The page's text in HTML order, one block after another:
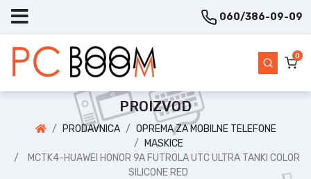
060/386-09-09
0
PROIZVOD
PRODAVNICA
OPREMA ZA MOBILNE TELEFONE
MASKICE
MCTK4-HUAWEI HONOR 9A FUTROLA UTC ULTRA TANKI COLOR
SILICONE RED